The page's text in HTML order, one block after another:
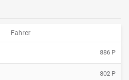
Fahrer
886 P
802 P